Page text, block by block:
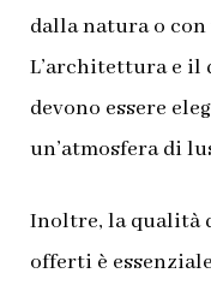
dalla natura o
L’architettura e il
devono essere
un’atmosfera di
Inoltre, la qualità
offerti è